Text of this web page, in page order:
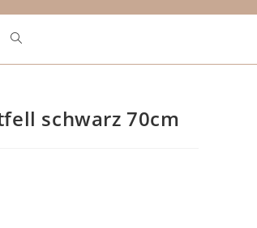
Website-
schwarz 70cm